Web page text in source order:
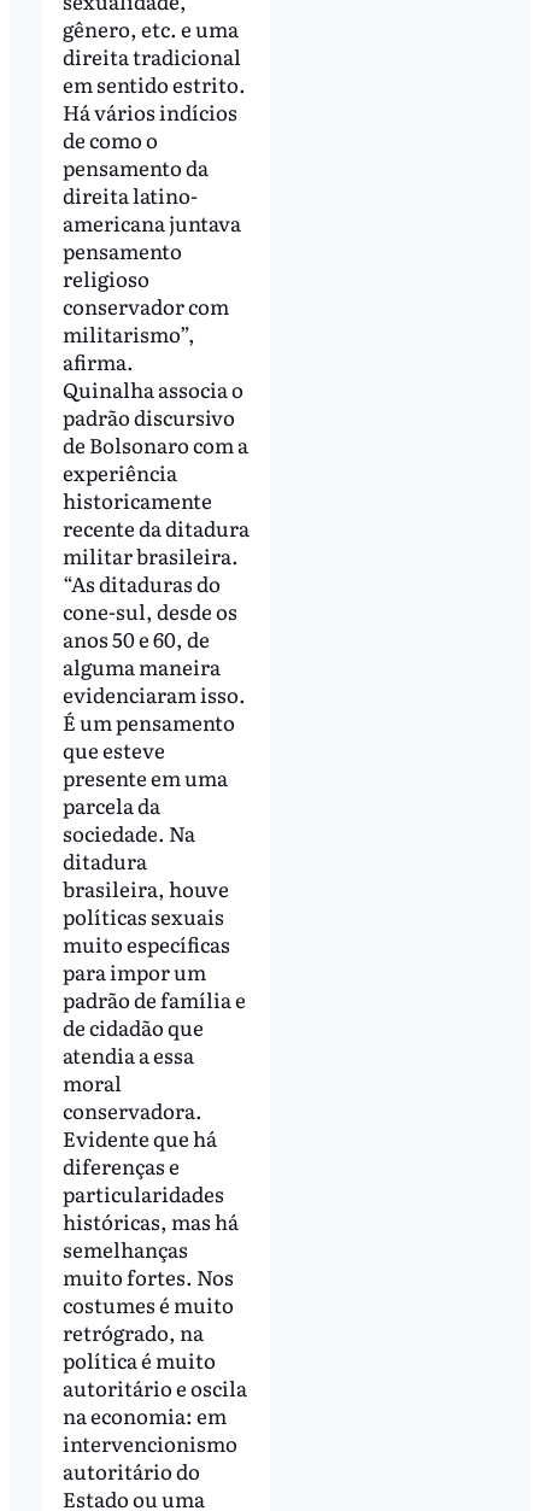
gênero, etc. e uma
direita tradicional
em sentido estrito.
Há vários indícios
de como o
pensamento da
direita latino-
americana juntava
pensamento
religioso
conservador com
militarismo”,
afirma.
Quinalha associa o
padrão discursivo
de Bolsonaro com a
experiência
historicamente
recente da ditadura
militar brasileira.
“As ditaduras do
cone-sul, desde os
anos 50 e 60, de
alguma maneira
evidenciaram isso.
É um pensamento
que esteve
presente em uma
parcela da
sociedade. Na
ditadura
brasileira, houve
políticas sexuais
muito específicas
para impor um
padrão de família e
de cidadão que
atendia a essa
moral
conservadora.
Evidente que há
diferenças e
particularidades
históricas, mas há
semelhanças
muito fortes. Nos
costumes é muito
retrógrado, na
política é muito
autoritário e oscila
na economia: em
intervencionismo
autoritário do
Estado ou uma